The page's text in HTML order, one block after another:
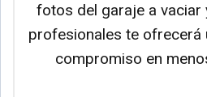
fotos del garaje a vaciar
profesionales te ofrecerá
compromiso en